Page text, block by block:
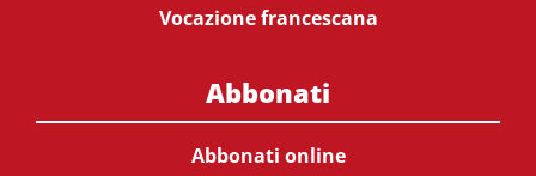
Vocazione francescana
Abbonati
Abbonati online